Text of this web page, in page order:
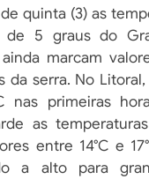
quinta (3) as
de 5 graus do
marcam
da serra. No
nas primeiras
as
entre 14°C e
a alto para